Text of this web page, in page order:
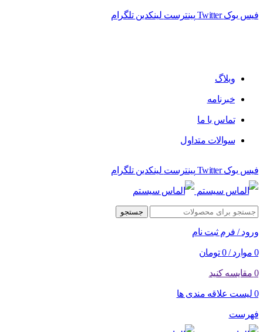
فیس بوک Twitter پینترست لینکدین تلگرام
وبلاگ
خبرنامه
تماس با ما
سوالات متداول
فیس بوک Twitter پینترست لینکدین تلگرام
جستجو
ورود / فرم ثبت نام
0 موارد /
0 تومان
0 مقایسه کنید
0 لیست علاقه مندی ها
فهرست